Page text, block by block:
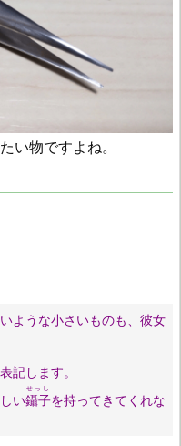
い物ですよね。
ような小さいものも、彼女
記します。
い鑷子
せっし
を持ってきてくれな